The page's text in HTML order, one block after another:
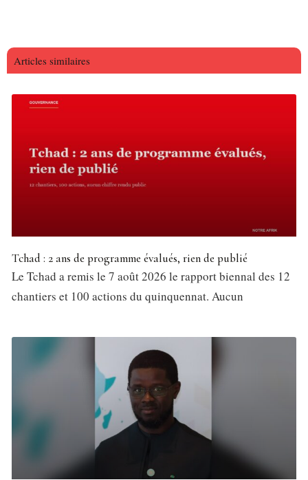
Articles similaires
Tchad : 2 ans de programme évalués, rien de publié
Le Tchad a remis le 7 août 2026 le rapport biennal des 12
chantiers et 100 actions du quinquennat. Aucun